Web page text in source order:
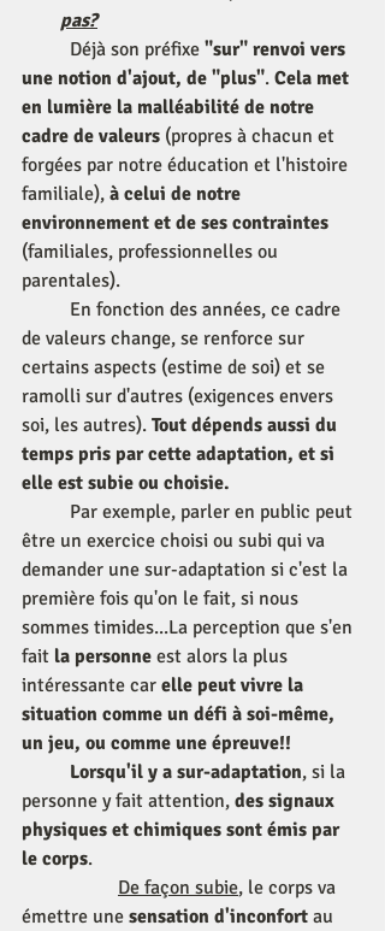
pas?
	Déjà son préfixe
"sur" renvoi vers
une notion d'ajout, de "plus". Cela met
en lumière la malléabilité de notre
cadre de valeurs (propres à chacun et
forgées par notre éducation et l'histoire
familiale), à celui de notre
environnement et de ses contraintes
(familiales, professionnelles ou
parentales).
de valeurs change, se renforce sur
certains aspects (estime de soi) et se
ramolli sur d'autres (exigences envers
soi, les autres). Tout dépends aussi du
temps pris par cette adaptation, et si
elle est subie ou choisie.
être un exercice choisi ou subi qui va
demander une sur-adaptation si c'est la
première fois qu'on le fait, si nous
sommes timides...La perception que s'en
fait la personne est alors la plus
intéressante car elle peut vivre la
situation comme un défi à soi-même,
un jeu, ou comme une épreuve!!
Lorsqu'il y a sur-adaptation, si la
personne y fait attention, des signaux
physiques et chimiques sont émis par
le corps.
De façon subie, le corps va
émettre une sensation d'inconfort au